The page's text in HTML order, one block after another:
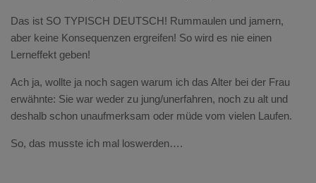
Das ist SO TYPISCH DEUTSCH! Rummaulen und jamern,
aber keine Konsequenzen ergreifen! So wird es nie einen
Lerneffekt geben!
Ach ja, wollte ja noch sagen warum ich das Alter bei der Frau
erwähnte: Sie war weder zu jung/unerfahren, noch zu alt und
deshalb schon unaufmerksam oder müde vom vielen Laufen.
So, das musste ich mal loswerden….